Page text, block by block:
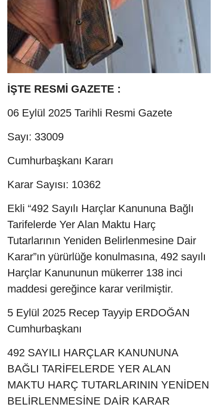
İŞTE RESMİ GAZETE :
06 Eylül 2025 Tarihli Resmi Gazete
Sayı: 33009
Cumhurbaşkanı Kararı
Karar Sayısı: 10362
Ekli “492 Sayılı Harçlar Kanununa Bağlı
Tarifelerde Yer Alan Maktu Harç
Tutarlarının Yeniden Belirlenmesine Dair
Karar”ın yürürlüğe konulmasına, 492 sayılı
Harçlar Kanununun mükerrer 138 inci
maddesi gereğince karar verilmiştir.
5 Eylül 2025 Recep Tayyip ERDOĞAN
Cumhurbaşkanı
492 SAYILI HARÇLAR KANUNUNA
BAĞLI TARİFELERDE YER ALAN
MAKTU HARÇ TUTARLARININ YENİDEN
BELİRLENMESİNE DAİR KARAR